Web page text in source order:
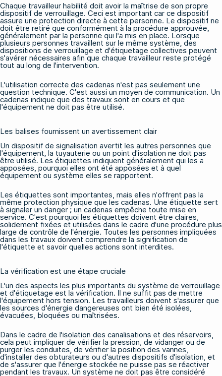
Chaque travailleur habilité doit avoir la maîtrise de son propre
dispositif de verrouillage. Ceci est important car ce dispositif
assure une protection directe à cette personne. Le dispositif ne
doit être retiré que conformément à la procédure approuvée,
généralement par la personne qui l'a mis en place. Lorsque
plusieurs personnes travaillent sur le même système, des
dispositions de verrouillage et d'étiquetage collectives peuvent
s'avérer nécessaires afin que chaque travailleur reste protégé
tout au long de l'intervention.
L'utilisation correcte des cadenas n'est pas seulement une
question technique. C'est aussi un moyen de communication. Un
cadenas indique que des travaux sont en cours et que
l'équipement ne doit pas être utilisé.
Les balises fournissent un avertissement clair
Un dispositif de signalisation avertit les autres personnes que
l'équipement, la tuyauterie ou un point d'isolation ne doit pas
être utilisé. Les étiquettes indiquent généralement qui les a
apposées, pourquoi elles ont été apposées et à quel
équipement ou système elles se rapportent.
Les étiquettes sont importantes, mais elles n'offrent pas la
même protection physique que les cadenas. Une étiquette sert
à signaler un danger ; un cadenas empêche toute mise en
service. C'est pourquoi les étiquettes doivent être claires,
solidement fixées et utilisées dans le cadre d'une procédure plus
large de contrôle de l'énergie. Toutes les personnes impliquées
dans les travaux doivent comprendre la signification de
l'étiquette et savoir quelles actions sont interdites.
La vérification est une étape cruciale
L'un des aspects les plus importants du système de verrouillage
et d'étiquetage est la vérification. Il ne suffit pas de mettre
l'équipement hors tension. Les travailleurs doivent s'assurer que
les sources d'énergie dangereuses ont bien été isolées,
évacuées, bloquées ou maîtrisées.
Dans le cadre de l'isolation des canalisations et des réservoirs,
cela peut impliquer de vérifier la pression, de vidanger ou de
purger les conduites, de vérifier la position des vannes,
d'installer des obturateurs ou d'autres dispositifs d'isolation, et
de s'assurer que l'énergie stockée ne puisse pas se réactiver
pendant les travaux. Un système ne doit pas être considéré